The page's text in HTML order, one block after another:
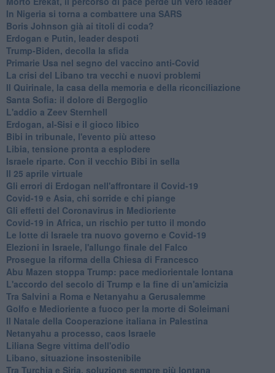
In Nigeria si torna a combattere una SARS
Boris Johnson già ai titoli di coda?
Erdogan e Putin, leader despoti
Trump-Biden, decolla la sfida
Primarie Usa nel segno del vaccino anti-Covid
La crisi del Libano tra vecchi e nuovi problemi
Il Quirinale, la casa della memoria e della riconciliazione
Santa Sofia: il dolore di Bergoglio
L'addio a ​Zeev Sternhell
Erdogan, al-Sisi e il gioco libico
Bibi in tribunale, l'evento più atteso
Libia, tensione pronta a esplodere
Israele riparte. Con il vecchio Bibi in sella
Il 25 aprile virtuale
Gli errori di Erdogan nell'affrontare il Covid-19
Covid-19 e Asia, chi sorride e chi piange
Gli effetti del Coronavirus in Medioriente
Covid-19 in Africa, un rischio per tutto il mondo
Le lotte di Israele tra nuovo governo e Covid-19
Elezioni in Israele, l'allungo finale del Falco
Prosegue la riforma della Chiesa di Francesco
Abu Mazen stoppa Trump: pace mediorientale lontana
L'accordo del secolo di Trump e la fine di un'amicizia
Tra Salvini a Roma e Netanyahu a Gerusalemme
Golfo e Medioriente a fuoco per la morte di Soleimani
Il Natale della Cooperazione italiana in Palestina
Netanyahu a processo, caos Israele
Liliana Segre vittima dell'odio
Libano, situazione insostenibile
Tra Turchia e Siria, soluzione sempre più lontana